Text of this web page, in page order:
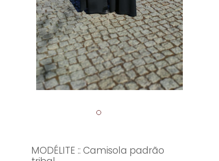
MODÉLITE :: Camisola padrão